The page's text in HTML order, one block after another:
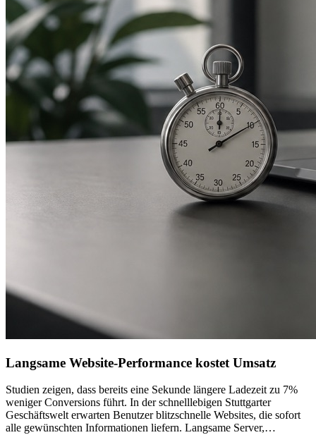
Langsame Website-Performance kostet Umsatz
Studien zeigen, dass bereits eine Sekunde längere Ladezeit zu 7%
weniger Conversions führt. In der schnelllebigen Stuttgarter
Geschäftswelt erwarten Benutzer blitzschnelle Websites, die sofort
alle gewünschten Informationen liefern. Langsame Server,